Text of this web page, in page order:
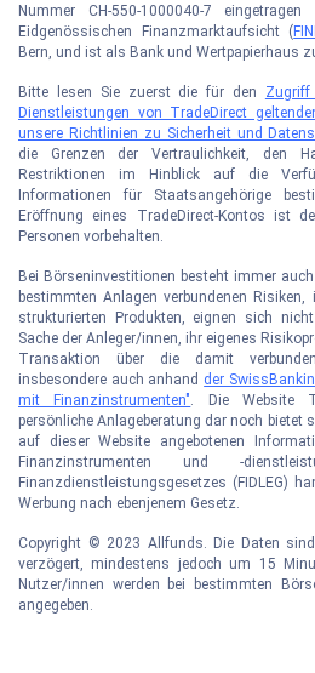
Nummer CH-550-1000040-7
Eidgenössischen Finanzmarktaufsicht (
Bern, und ist als Bank und Wertpapierhaus
Bitte lesen Sie zuerst die für den
Dienstleistungen von TradeDirect
unsere Richtlinien zu Sicherheit und
die Grenzen der Vertraulichkeit, den
Restriktionen im Hinblick auf die
Informationen für Staatsangehörige
Eröffnung eines TradeDirect-Kontos ist
Personen vorbehalten.
Bei Börseninvestitionen besteht immer
bestimmten Anlagen verbundenen Risiken,
strukturierten Produkten, eignen sich
Sache der Anleger/innen, ihr eigenes
Transaktion über die damit
insbesondere auch anhand der
mit Finanzinstrumenten". Die Website
persönliche Anlageberatung dar noch bietet
auf dieser Website angebotenen
Finanzinstrumenten und -
Finanzdienstleistungsgesetzes (FIDLEG)
Werbung nach ebenjenem Gesetz.
Copyright © 2023 Allfunds. Die Daten
verzögert, mindestens jedoch um 15
Nutzer/innen werden bei bestimmten
angegeben.